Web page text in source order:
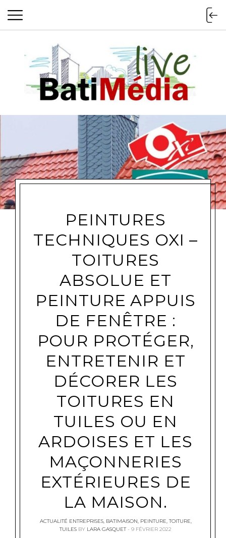
Batimedialive
PEINTURES
TECHNIQUES OXI –
TOITURES
ABSOLUE ET
PEINTURE APPUIS
DE FENÊTRE :
POUR PROTÉGER,
ENTRETENIR ET
DÉCORER LES
TOITURES EN
TUILES OU EN
ARDOISES ET LES
MAÇONNERIES
EXTÉRIEURES DE
LA MAISON.
ACTUALITÉ ENTREPRISES, BATIMAISON, PEINTURE,TOITURE,
TUILES BY LARA GASQUET 9 FÉVRIER 2022